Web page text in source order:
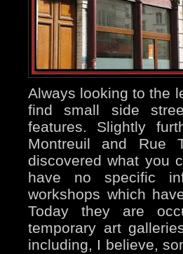
Always looking to the
find small side
features. Slightly
Montreuil and Rue
discovered what you
have no specific
workshops which
Today they are
temporary art
including, I believe,